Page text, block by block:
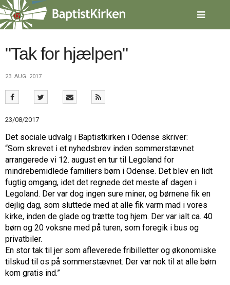
Spring
menu
over
gå
tilbage
forsiden
2.0:
Nyheder
3.0:
Kalender
4.0:
Inspiration
Værktøjskassen
6.0:
Mission
7.0:
Om
BaptistKirken
8.0:
Kontakt
9.0:
Forside
10.0:
Nyheder
11.0:
Kalender
12.0:
Inspiration
13.0:
Værktøjskassen
14.0:
Mission
15.0:
Om
"Tak for hjælpen"
23. AUG. 2017
23/08/2017
Det sociale udvalg i Baptistkirken i Odense skriver:
“Som skrevet i et nyhedsbrev inden sommerstævnet
arrangerede vi 12. august en tur til Legoland for
mindrebemidlede familiers børn i Odense. Det blev en lidt
fugtig omgang, idet det regnede det meste af dagen i
Legoland. Der var dog ingen sure miner, og børnene fik en
dejlig dag, som sluttede med at alle fik varm mad i vores
kirke, inden de glade og trætte tog hjem. Der var ialt ca. 40
børn og 20 voksne med på turen, som foregik i bus og
privatbiler.
En stor tak til jer som afleverede fribilletter og økonomiske
tilskud til os på sommerstævnet. Der var nok til at alle børn
kom gratis ind.”